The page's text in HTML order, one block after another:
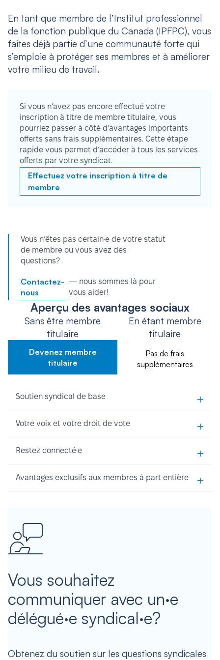
En tant que membre de l’Institut professionnel
de la fonction publique du Canada (IPFPC), vous
faites déjà partie d’une communauté forte qui
s’emploie à protéger ses membres et à améliorer
votre milieu de travail.
Si vous n’avez pas encore effectué votre
inscription à titre de membre titulaire, vous
pourriez passer à côté d’avantages importants
offerts sans frais supplémentaires. Cette étape
rapide vous permet d’accéder à tous les services
offerts par votre syndicat.
Effectuez votre inscription à titre de
membre
Vous n’êtes pas certain·e de votre statut
de membre ou vous avez des
questions?
Contactez-
nous
— nous sommes là pour
vous aider!
Aperçu des avantages sociaux
Sans être membre
titulaire
Devenez membre
titulaire
En étant membre
titulaire
Pas de frais
supplémentaires
Soutien syndical de base +
Votre voix et votre droit de vote +
Restez connecté·e +
Avantages exclusifs aux membres à part entière +
Vous souhaitez
communiquer avec un·e
délégué·e syndical·e?
Obtenez du soutien sur les questions syndicales